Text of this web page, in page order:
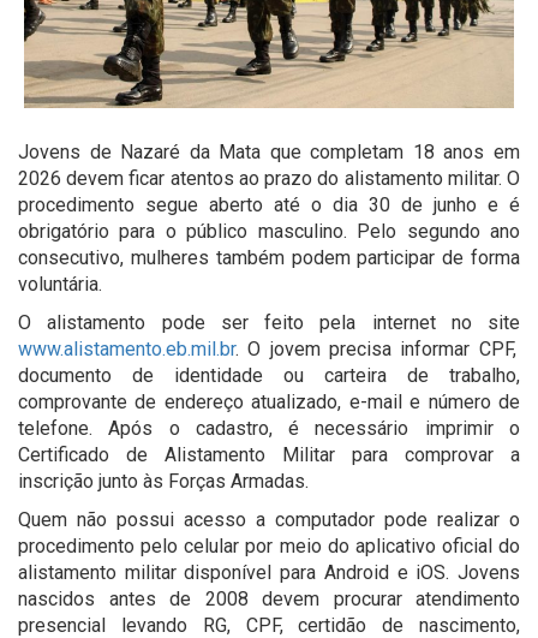
Jovens de Nazaré da Mata que completam 18 anos em
2026 devem ficar atentos ao prazo do alistamento militar. O
procedimento segue aberto até o dia 30 de junho e é
obrigatório para o público masculino. Pelo segundo ano
consecutivo, mulheres também podem participar de forma
voluntária.
O alistamento pode ser feito pela internet no site
www.alistamento.eb.mil.br. O jovem precisa informar CPF,
documento de identidade ou carteira de trabalho,
comprovante de endereço atualizado, e-mail e número de
telefone. Após o cadastro, é necessário imprimir o
Certificado de Alistamento Militar para comprovar a
inscrição junto às Forças Armadas.
Quem não possui acesso a computador pode realizar o
procedimento pelo celular por meio do aplicativo oficial do
alistamento militar disponível para Android e iOS. Jovens
nascidos antes de 2008 devem procurar atendimento
presencial levando RG, CPF, certidão de nascimento,